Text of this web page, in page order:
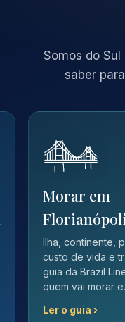
Somos do
saber
Morar em
Ilha, continente,
custo de vida e
guia da Brazil
quem vai morar
Ler o guia ›